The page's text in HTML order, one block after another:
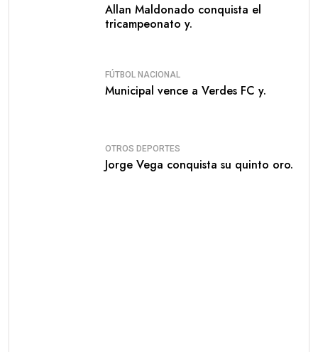
Allan Maldonado conquista el
tricampeonato y.
FÚTBOL NACIONAL
Municipal vence a Verdes FC y.
OTROS DEPORTES
Jorge Vega conquista su quinto oro.